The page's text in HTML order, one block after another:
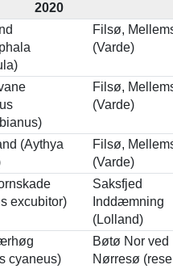
2020
Filsø,
(Varde)
Filsø,
(Varde)
(Aythya
Filsø,
(Varde)
excubitor)
Saksfjed
Inddæmning
(Lolland)
cyaneus)
Bøtø Nor ved
Nørresø